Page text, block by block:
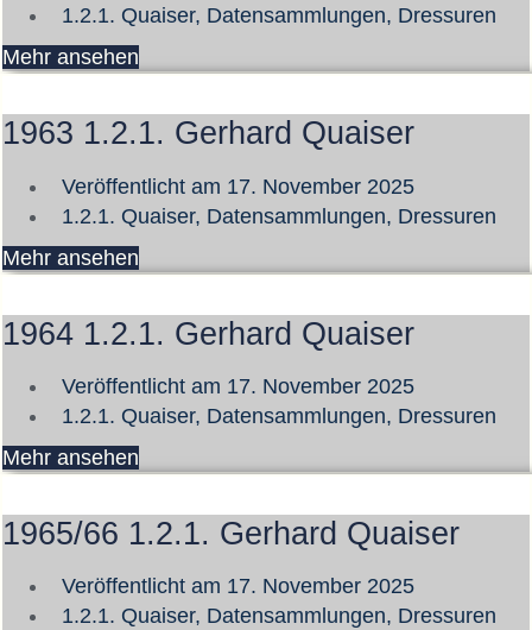
1.2.1. Quaiser, Datensammlungen, Dressuren
Mehr ansehen
1963 1.2.1. Gerhard Quaiser
Veröffentlicht am 17. November 2025
1.2.1. Quaiser, Datensammlungen, Dressuren
Mehr ansehen
1964 1.2.1. Gerhard Quaiser
Veröffentlicht am 17. November 2025
1.2.1. Quaiser, Datensammlungen, Dressuren
Mehr ansehen
1965/66 1.2.1. Gerhard Quaiser
Veröffentlicht am 17. November 2025
1.2.1. Quaiser, Datensammlungen, Dressuren